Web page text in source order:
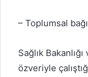
– Toplumsal
Sağlık
özveriyle